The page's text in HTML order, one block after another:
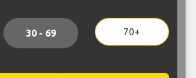
30 - 69 70+